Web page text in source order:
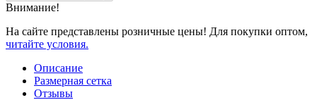
Внимание!
На сайте представлены розничные цены! Для покупки оптом,
читайте условия.
Описание
Размерная сетка
Отзывы